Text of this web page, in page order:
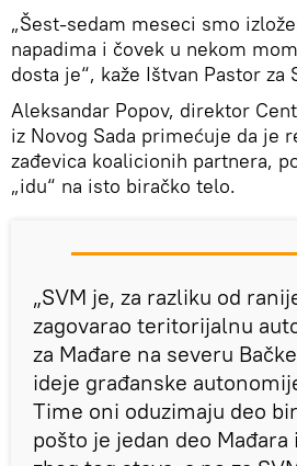
„Šest-sedam meseci smo
napadima i čovek u nekom
dosta je“, kaže Ištvan Pastor za
Aleksandar Popov, direktor
iz Novog Sada primećuje da je
zađevica koalicionih partnera,
„idu“ na isto biračko telo.
„SVM je, za razliku od
zagovarao teritorijalnu
za Mađare na severu
ideje građanske
Time oni oduzimaju deo
pošto je jedan deo Mađara